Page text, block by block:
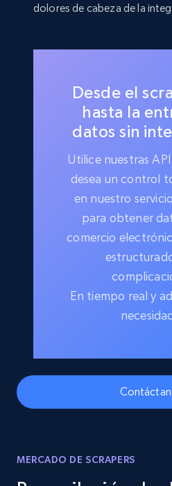
dolores de cabeza de la
Desde el
hasta la
datos sin
Utilice nuestras
desea un control
en nuestro
para obtener
comercio
En tiempo real y
MERCADO DE SCRAPERS